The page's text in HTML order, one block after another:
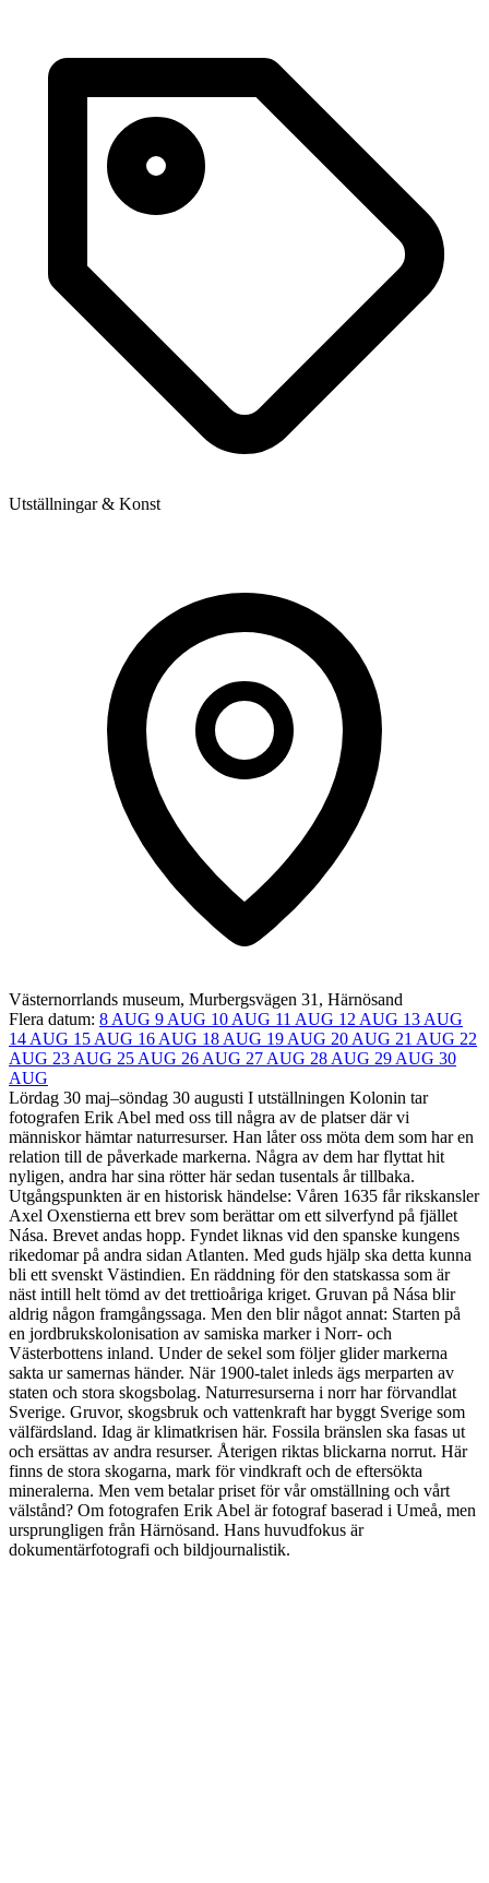
Utställningar & Konst
Västernorrlands museum, Murbergsvägen 31, Härnösand
Flera datum: 8 AUG 9 AUG 10 AUG 11 AUG 12 AUG 13 AUG
14 AUG 15 AUG 16 AUG 18 AUG 19 AUG 20 AUG 21 AUG 22
AUG 23 AUG 25 AUG 26 AUG 27 AUG 28 AUG 29 AUG 30
AUG
Lördag 30 maj–söndag 30 augusti I utställningen Kolonin tar
fotografen Erik Abel med oss till några av de platser där vi
människor hämtar naturresurser. Han låter oss möta dem som har en
relation till de påverkade markerna. Några av dem har flyttat hit
nyligen, andra har sina rötter här sedan tusentals år tillbaka.
Utgångspunkten är en historisk händelse: Våren 1635 får rikskansler
Axel Oxenstierna ett brev som berättar om ett silverfynd på fjället
Nása. Brevet andas hopp. Fyndet liknas vid den spanske kungens
rikedomar på andra sidan Atlanten. Med guds hjälp ska detta kunna
bli ett svenskt Västindien. En räddning för den statskassa som är
näst intill helt tömd av det trettioåriga kriget. Gruvan på Nása blir
aldrig någon framgångssaga. Men den blir något annat: Starten på
en jordbrukskolonisation av samiska marker i Norr- och
Västerbottens inland. Under de sekel som följer glider markerna
sakta ur samernas händer. När 1900-talet inleds ägs merparten av
staten och stora skogsbolag. Naturresurserna i norr har förvandlat
Sverige. Gruvor, skogsbruk och vattenkraft har byggt Sverige som
välfärdsland. Idag är klimatkrisen här. Fossila bränslen ska fasas ut
och ersättas av andra resurser. Återigen riktas blickarna norrut. Här
finns de stora skogarna, mark för vindkraft och de eftersökta
mineralerna. Men vem betalar priset för vår omställning och vårt
välstånd? Om fotografen Erik Abel är fotograf baserad i Umeå, men
ursprungligen från Härnösand. Hans huvudfokus är
dokumentärfotografi och bildjournalistik.